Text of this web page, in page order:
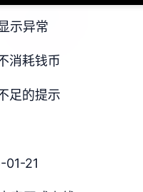
示异常
消耗钱币
足的提示
01-21